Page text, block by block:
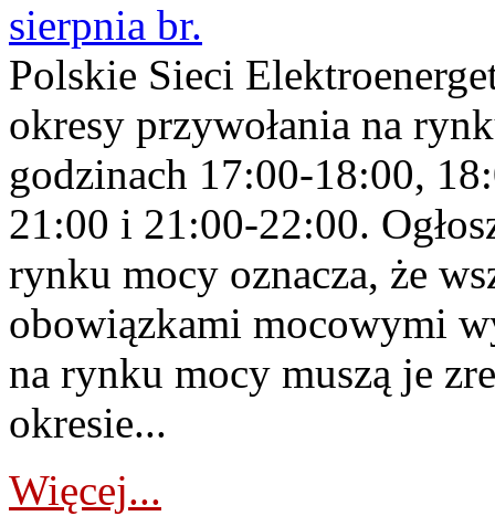
sierpnia br.
Polskie Sieci
okresy przywołania na
godzinach 17:00-18:00,
21:00 i 21:00-22:00.
rynku mocy oznacza, że
obowiązkami mocowymi
na rynku mocy muszą je
okresie...
Więcej...